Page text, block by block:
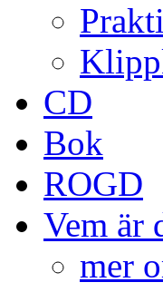
CD
Bok
ROGD
Vem är
mer